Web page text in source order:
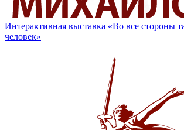
Интерактивная выставка «Во все стороны
человек»